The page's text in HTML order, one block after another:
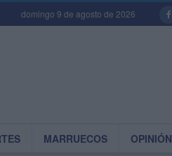
domingo 9 de agosto de 2026
MARRUECOS OPINIÓN